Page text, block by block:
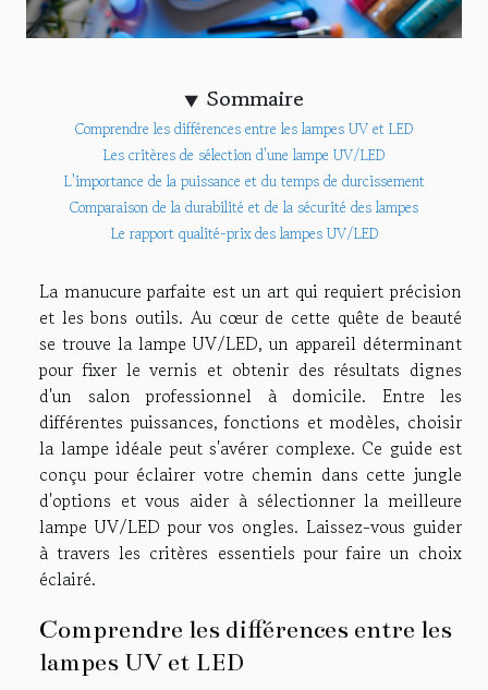
Sommaire
Comprendre les différences entre les lampes UV et LED
Les critères de sélection d'une lampe UV/LED
L'importance de la puissance et du temps de durcissement
Comparaison de la durabilité et de la sécurité des lampes
Le rapport qualité-prix des lampes UV/LED
La manucure parfaite est un art qui requiert précision
et les bons outils. Au cœur de cette quête de beauté
se trouve la lampe UV/LED, un appareil déterminant
pour fixer le vernis et obtenir des résultats dignes
d'un salon professionnel à domicile. Entre les
différentes puissances, fonctions et modèles, choisir
la lampe idéale peut s'avérer complexe. Ce guide est
conçu pour éclairer votre chemin dans cette jungle
d'options et vous aider à sélectionner la meilleure
lampe UV/LED pour vos ongles. Laissez-vous guider
à travers les critères essentiels pour faire un choix
éclairé.
Comprendre les différences entre les
lampes UV et LED